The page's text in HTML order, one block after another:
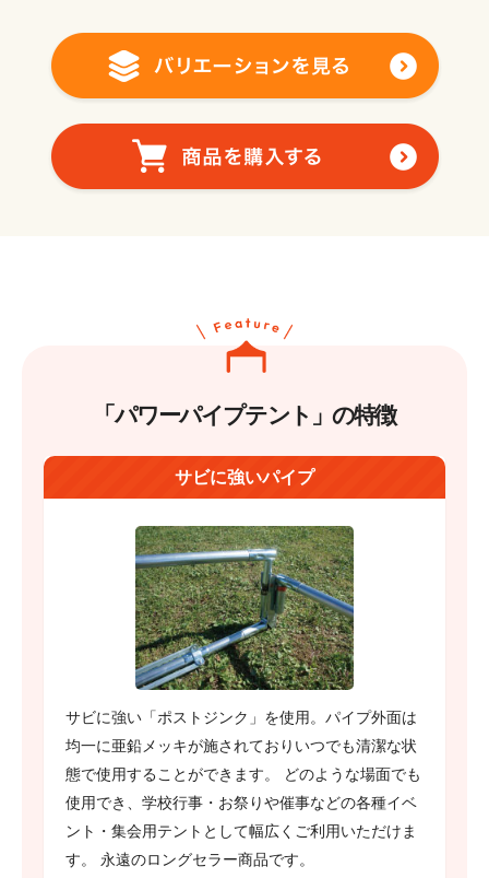
「パワーパイプテント」の特徴
サビに強いパイプ
サビに強い「ポストジンク」を使用。パイプ外面は
均一に亜鉛メッキが施されておりいつでも清潔な状
態で使用することができます。 どのような場面でも
使用でき、学校行事・お祭りや催事などの各種イベ
ント・集会用テントとして幅広くご利用いただけま
す。 永遠のロングセラー商品です。